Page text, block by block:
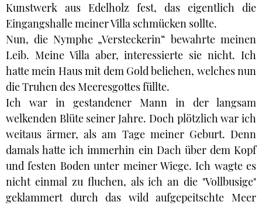
Kunstwerk aus Edelholz fest, das eigentlich die
Eingangshalle meiner Villa schmücken sollte.
Nun, die Nymphe „Versteckerin“ bewahrte meinen
Leib. Meine Villa aber, interessierte sie nicht. Ich
hatte mein Haus mit dem Gold beliehen, welches nun
die Truhen des Meeresgottes füllte.
Ich war in gestandener Mann in der langsam
welkenden Blüte seiner Jahre. Doch plötzlich war ich
weitaus ärmer, als am Tage meiner Geburt. Denn
damals hatte ich immerhin ein Dach über dem Kopf
und festen Boden unter meiner Wiege. Ich wagte es
nicht einmal zu fluchen, als ich an die "Vollbusige"
geklammert durch das wild aufgepeitschte Meer